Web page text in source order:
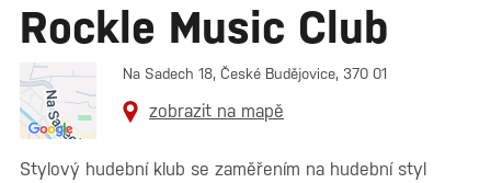
Rockle Music Club
Na Sadech 18, České Budějovice, 370 01
zobrazit na mapě
Stylový hudební klub se zaměřením na hudební styl